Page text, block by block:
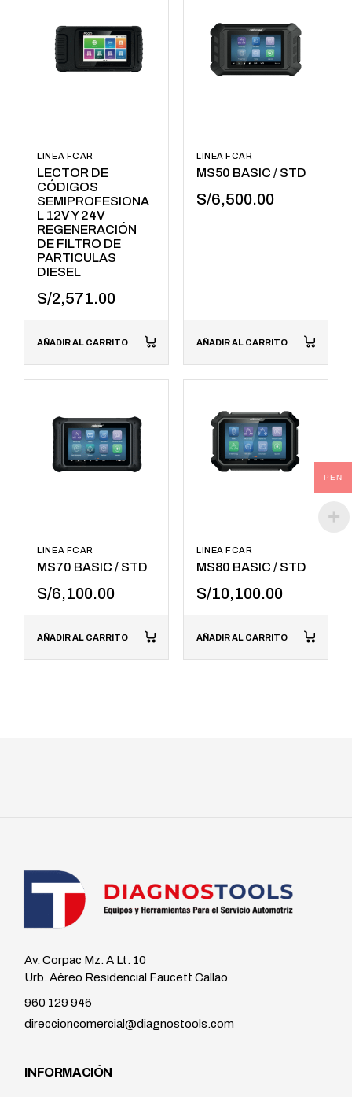
LINEA FCAR
LECTOR DE
CÓDIGOS
SEMIPROFESIONA
L 12V Y 24V
REGENERACIÓN
DE FILTRO DE
PARTICULAS
DIESEL
S/2,571.00
AÑADIR AL CARRITO
LINEA FCAR
MS50 BASIC / STD
S/6,500.00
AÑADIR AL CARRITO
LINEA FCAR
MS70 BASIC / STD
S/6,100.00
AÑADIR AL CARRITO
LINEA FCAR
MS80 BASIC / STD
S/10,100.00
AÑADIR AL CARRITO
Av. Corpac Mz. A Lt. 10
Urb. Aéreo Residencial Faucett Callao
960 129 946
direccioncomercial@diagnostools.com
INFORMACIÓN
PEN